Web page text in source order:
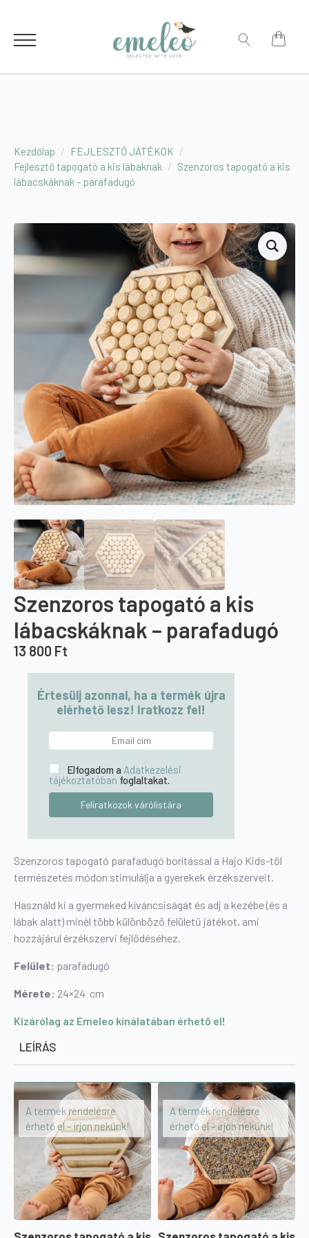
Kezdőlap
FEJLESZTŐ JÁTÉKOK
Fejlesztő tapogató a kis lábaknak
Szenzoros tapogató a kis
lábacskáknak – parafadugó
Szenzoros tapogató a kis
lábacskáknak – parafadugó
13 800 Ft
Értesülj azonnal, ha a termék újra
elérhető lesz! Iratkozz fel!
Elfogadom a Adatkezelési
tájékoztatóban foglaltakat.
Szenzoros tapogató parafadugó borítással a Hajo Kids-től
természetes módon stimulálja a gyerekek érzékszerveit.
Használd ki a gyermeked kíváncsiságát és adj a kezébe (és a
lábak alatt) minél több különböző felületű játékot, ami
hozzájárul érzékszervi fejlődéséhez.
Felület: parafadugó
Mérete: 24×24 cm
Kizárólag az Emeleo kínálatában érhető el!
LEÍRÁS
A termék rendelésre
érhető el – írjon nekünk!
A termék rendelésre
érhető el – írjon nekünk!